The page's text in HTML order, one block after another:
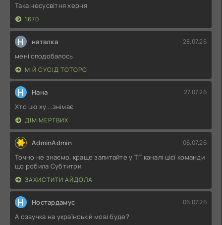
Така несусвітня херня
1670
Н наталка 28.07.26
мені сподобалось
МІЙ СУСІД ТОТОРО
Н Нана 27.07.26
Хто цю ху....знімає
ДІМ МЕРТВИХ
AdminAdmin 06.07.26
Точно не знаємо, краще запитайте у ТГ каналі цієї команди
що робила Субтитри
ЗАХИСТИТИ АЙДОЛА
Н Ностардамус 06.07.26
А озвучка на українській мові буде?